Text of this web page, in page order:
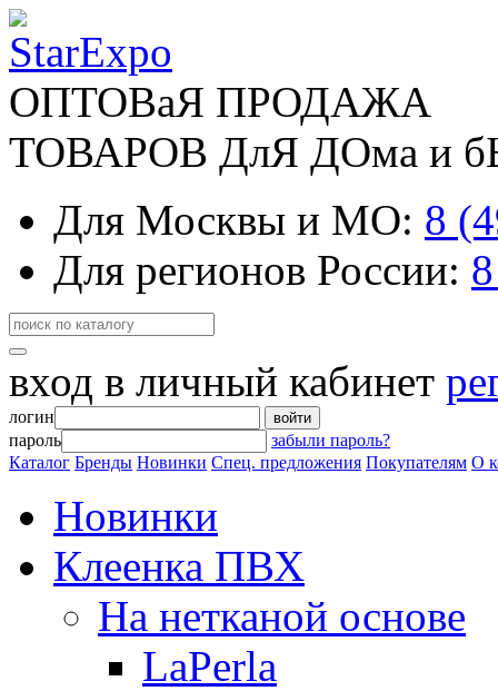
ОПТОВаЯ ПРОДАЖА
ТОВАРОВ ДлЯ ДОма и
Для Москвы и МО: 8
Для регионов России:
вход в личный кабинет
логин войти
пароль
забыли пароль?
Каталог Бренды Новинки Спец. предложения Покупателям О
Новинки
Клеенка ПВХ
На нетканой основе
LaPerla